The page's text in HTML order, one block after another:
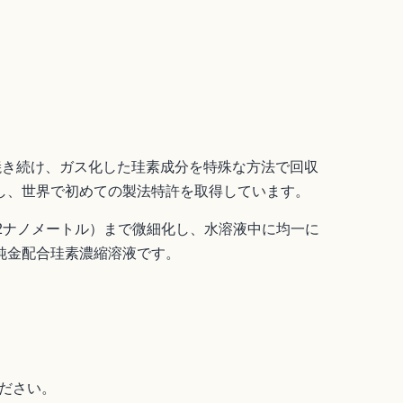
続け、ガス化した珪素成分を特殊な方法で回収
世界で初めての製法特許を取得しています。
ノメートル）まで微細化し、水溶液中に均一に
配合珪素濃縮溶液です。
さい。